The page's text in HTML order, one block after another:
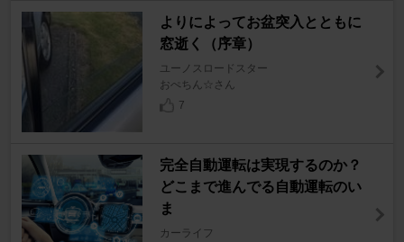
よりによってお盆突入とともに
窓逝く（序章）
ユーノスロードスター
おぺちん☆さん
7
完全自動運転は実現するのか？
どこまで進んでる自動運転のい
ま
カーライフ